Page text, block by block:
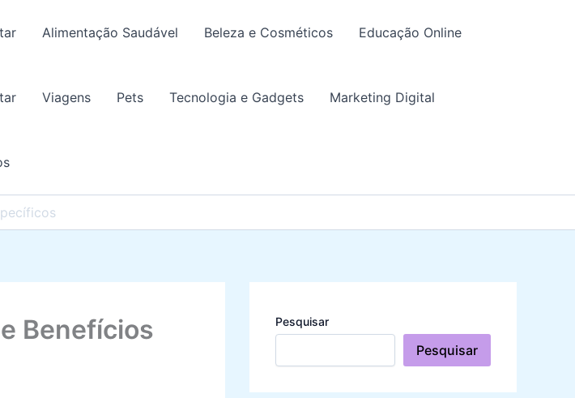
Alimentação Saudável Beleza e Cosméticos Educação Online
Viagens Pets Tecnologia e Gadgets Marketing Digital
Benefícios
Pesquisar
Pesquisar